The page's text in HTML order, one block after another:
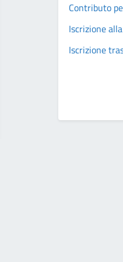
Contributo
Iscrizione
Iscrizione